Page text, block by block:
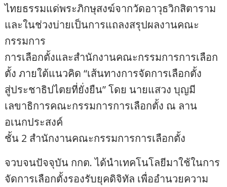
ไทยธรรมแด่พระภิกษุสงฆ์จากวัดอาวุธวิกสิตาราม
และในช่วงบ่ายเป็นการแถลงสรุปผลงานคณะ
กรรมการ
การเลือกตั้งและสำนักงานคณะกรรมการการเลือก
ตั้ง ภายใต้แนวคิด “เส้นทางการจัดการเลือกตั้ง
สู่ประชาธิปไตยที่ยั่งยืน” โดย นายแสวง บุญมี
เลขาธิการคณะกรรมการการเลือกตั้ง ณ ลาน
อเนกประสงค์
ชั้น 2 สำนักงานคณะกรรมการการเลือกตั้ง
จวบจนปัจจุบัน กกต. ได้นำเทคโนโลยีมาใช้ในการ
จัดการเลือกตั้งรองรับยุคดิจิทัล เพื่ออำนวยความ